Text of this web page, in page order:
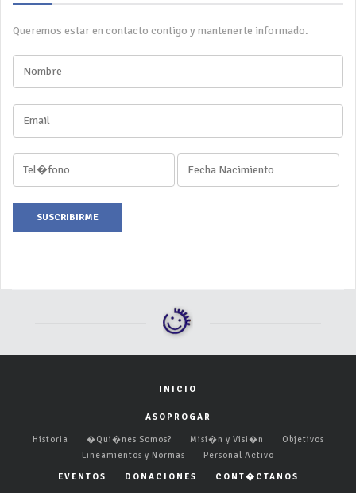
Queremos estar en contacto contigo y mantenerte informado.
SUSCRIBIRME
INICIO
ASOPROGAR
Historia �Qui�nes Somos? Misi�n y Visi�n
Objetivos
Lineamientos y Normas
Personal Activo
EVENTOS DONACIONES CONT�CTANOS